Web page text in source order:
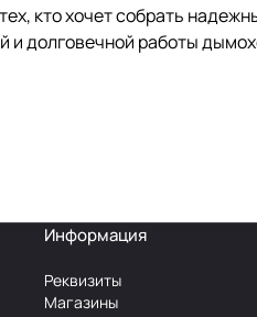
кто хочет собрать
долговечной работы
Информация
Реквизиты